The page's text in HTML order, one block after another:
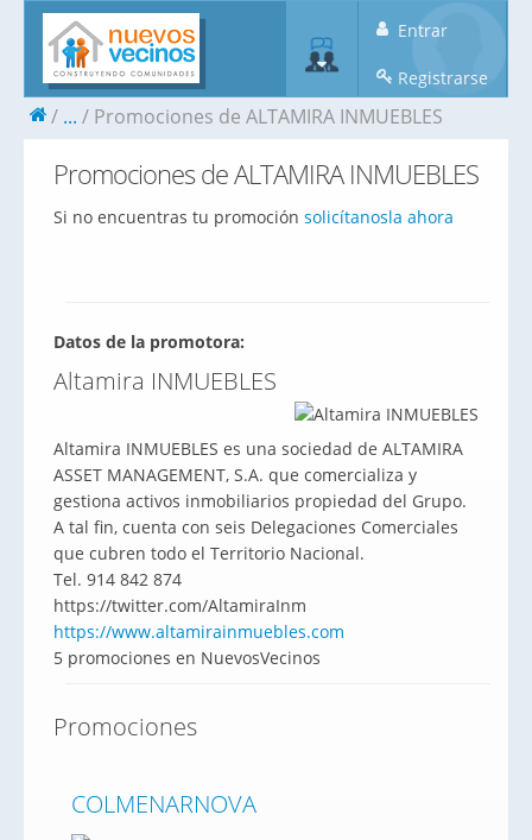
Entrar
Registrarse
... Promociones de ALTAMIRA INMUEBLES
Promociones de ALTAMIRA INMUEBLES
Si no encuentras tu promoción solicítanosla ahora
Datos de la promotora:
Altamira INMUEBLES
Altamira INMUEBLES es una sociedad de ALTAMIRA
ASSET MANAGEMENT, S.A. que comercializa y
gestiona activos inmobiliarios propiedad del Grupo.
A tal fin, cuenta con seis Delegaciones Comerciales
que cubren todo el Territorio Nacional.
Tel. 914 842 874
https://twitter.com/AltamiraInm
https://www.altamirainmuebles.com
5 promociones en NuevosVecinos
Promociones
COLMENARNOVA